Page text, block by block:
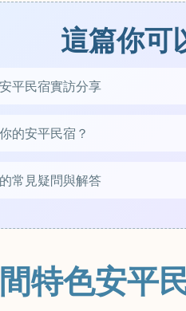
這篇你可
平民宿實訪分享
的安平民宿？
常見疑問與解答
特色安平